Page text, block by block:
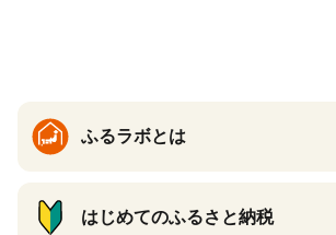
ふるラボとは
はじめてのふるさと納税